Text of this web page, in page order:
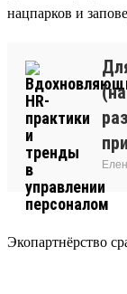
нацпарков и
Экопартнёрство